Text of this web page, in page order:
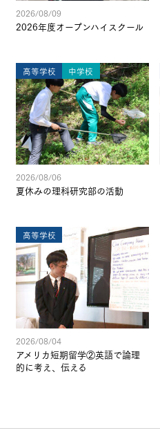
2026/08/09
2026年度オープンハイスクール
高等学校 中学校
2026/08/06
夏休みの理科研究部の活動
高等学校
2026/08/04
アメリカ短期留学②英語で論理
的に考え、伝える